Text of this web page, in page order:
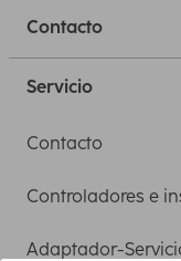
Contacto
Servicio
Contacto
Controladores e
Adaptador-